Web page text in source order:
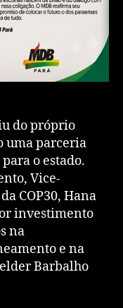
do próprio
uma parceria
o estado.
Vice-
COP30, Hana
investimento
na
e na
Barbalho